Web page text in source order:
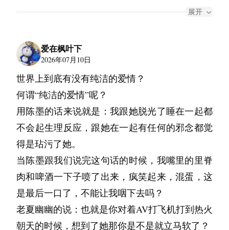
和他人太蠢了，我需要的是一种更纯粹的本源冲
听说她后面过年都有回去，家里恩怨便慢慢消解
了。我忙碌于生活，也不关心，只是偶尔从她家
旁边路过会习惯性抬头望几眼窗口，偶尔翻看她
过去的文字，回忆那晚递还我稿纸那句简短又无
心的评价。大概这样又是三年，我没有成为一名
职业作者，但是还是孜孜不倦地书写呼唤爱与被
爱的故事。无数个日夜的独自徘徊，我或许具备
了坚韧的灵魂，成为一个略微特殊的普通人。
那天才呢？我想我也不在意了。成为什么样的人
不该由他人定义，做我想做的事情，生命的真谛
不过如此。
如果我不再与她相见的话。
的。”但是另一个声音说：“不画画的话，你会比
我没有饿死。我做兼职，在咖啡馆端盘子，周末
教小孩子画画。我住的地方很小，窗户对着另一
栋楼的墙，看不到海。但是我在墙上贴了一张很
大的纸，每天抽一点时间在上面画一条线，线的
走向取决于那天的心情。一个月下来，那张纸变
成了一幅谁都不知道是什么、但我自己看得懂的
东西。
像前天整理旧本子时翻到的一页。一只用铅笔画
的海星，笔触很轻。旁边一行字，被蹭模糊了：
“海星有五只手，但它抓不住任何东西。”没想
到，小时候无意的描述却在长大后才被理解。
的思想与才华感到惋惜，但仍期待会发生些什
北海白塔的藏传佛像
……
圆明之殇
……
地尬笑几声。
并排坐下时，太阳已然向天际线沉下半边，赤红
的余晖铺满整个世界。如果只是聊一些工作和生
活的琐事的话，我不会欲言又止。于是我开始质
疑自己，是不是也感受到些许的孤独。
在我恍惚之际，远处传来烟花爆炸的声音。我眼
前竟浮现出那个夜晚，一起蹲在海边时，点燃仙
女棒的她的侧脸。心猛烈的抽动了一下，我才释
然地笑了。我喜欢着她，我从未像现在这样能够
如此确信。
他日渐增多的皱纹一样吧？随着身边亲近的人渐
渐离我们而去，他沉默的时间也越来越长。我知
道，他在拼命地把记忆刻进自己心底。
“时间太残酷了，无论曾经多么鲜活跳动的心
灵，多么热烈赤诚的感情都要被一一抹杀。如果
我不去记得，谁也不会知道，谁也无法体会”
他常念叨他是个没出息的人，特别在遇到想要买
下而又略显昂贵的东西时。他对我欲言又止，直
到我逼他说出来。
“是对你来说很重要的物件吧？那就买下来吧，
生活费这边我跟女儿说说，看他能不能帮着
什么时候可以过来。然后，这小子就立刻叛变了
革命，强烈要求提前结束游览，早点去找小女朋
友玩。
“那为啥不能带上我呢？我在西安也没朋友，让
我一个人回家对着你爸妈……”杨勇还是有些不
离不弃，跟在袁丽身后。
“我同学是单亲妈妈，带上你这不是有点……多
余。”袁丽跟上杨均一的脚步，一边走一边解
释，“你不是有几个同学在西工大吗？你找他们
去吧，今天给你放假，想喝酒喝酒，不管玩到几
点钟。时间早，就过来接我们一起回家，时间晚
展开
爱在枫叶下
2026年07月10日
世界上到底有没有纯洁的爱情？
何谓“纯洁的爱情”呢？
用陈墨的话来说就是：我跟她脱光了睡在一起都
不会起生理反应，跟她在一起有任何的邪念都觉
得是玷污了她。
当陈墨跟我们说完这句话的时候，我嘴里的里脊
肉和啤酒一下子喷了出来，疯笑起来，混蛋，这
是最后一口了，不能让我咽下去吗？
老夏幽幽的说：也就是你对着AV打飞机打到热火
朝天的时候，想到了她那你是不是就立马软了？